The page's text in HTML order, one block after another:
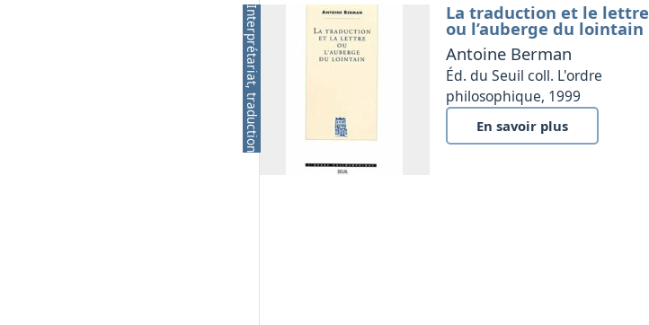
Interprétariat, traduction La traduction et le lettre
ou l’auberge du lointain
Antoine Berman
Éd. du Seuil coll. L'ordre
philosophique, 1999
En savoir plus